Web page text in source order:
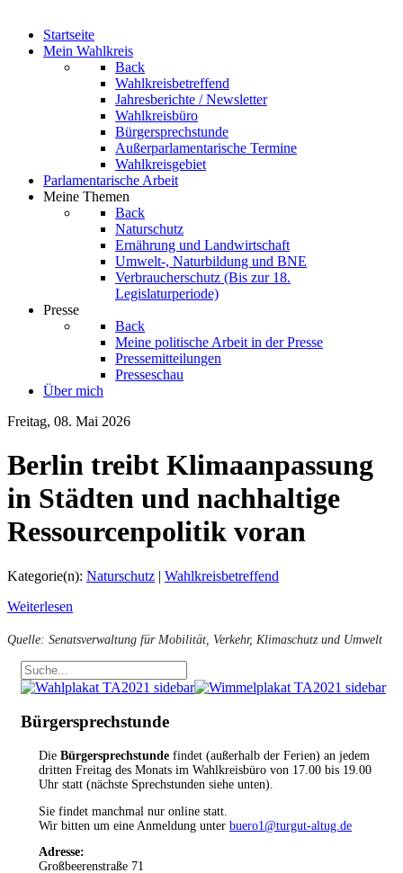
Startseite
Mein Wahlkreis
Back
Wahlkreisbetreffend
Jahresberichte / Newsletter
Wahlkreisbüro
Bürgersprechstunde
Außerparlamentarische Termine
Wahlkreisgebiet
Parlamentarische Arbeit
Meine Themen
Back
Naturschutz
Ernährung und Landwirtschaft
Umwelt-, Naturbildung und BNE
Verbraucherschutz (Bis zur 18.
Legislaturperiode)
Presse
Back
Meine politische Arbeit in der Presse
Pressemitteilungen
Presseschau
Über mich
Freitag, 08. Mai 2026
Berlin treibt Klimaanpassung
in Städten und nachhaltige
Ressourcenpolitik voran
Kategorie(n): Naturschutz | Wahlkreisbetreffend
Weiterlesen
Quelle: Senatsverwaltung für Mobilität, Verkehr, Klimaschutz und Umwelt
Bürgersprechstunde
Die Bürgersprechstunde findet (außerhalb der Ferien) an jedem
dritten Freitag des Monats im Wahlkreisbüro von 17.00 bis 19.00
Uhr statt (nächste Sprechstunden siehe unten).
Sie findet manchmal nur online statt.
Wir bitten um eine Anmeldung unter buero1@turgut-altug.de
Adresse:
Großbeerenstraße 71